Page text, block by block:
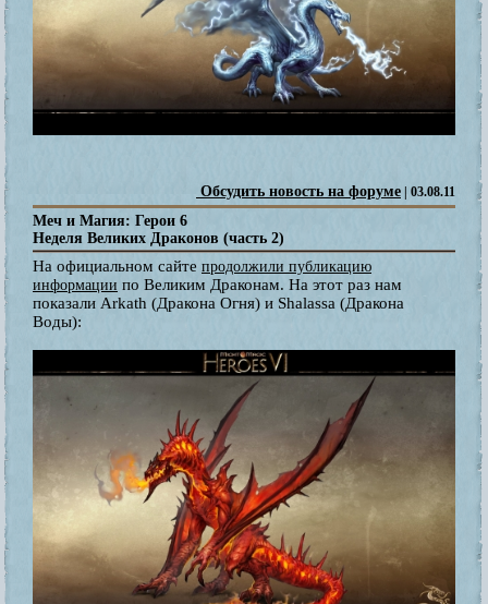
Обсудить новость на форуме | 03.08.11
Меч и Магия: Герои 6
Неделя Великих Драконов (часть 2)
На официальном сайте продолжили публикацию
информации по Великим Драконам. На этот раз нам
показали Arkath (Дракона Огня) и Shalassa (Дракона
Воды):